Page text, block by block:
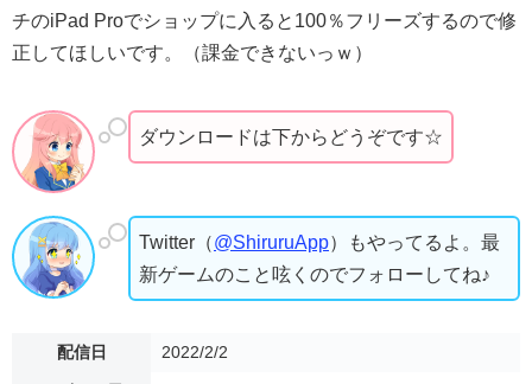
チのiPad Proでショップに入ると100％フリーズするので修
正してほしいです。（課金できないっｗ）
ダウンロードは下からどうぞです☆
Twitter（@ShiruruApp）もやってるよ。最
新ゲームのこと呟くのでフォローしてね♪
配信日 2022/2/2